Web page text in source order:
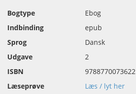
Bogtype
Ebog
Indbinding
epub
Sprog
Dansk
Udgave
2
ISBN
9788770073622
Læseprøve
Læs / lyt her